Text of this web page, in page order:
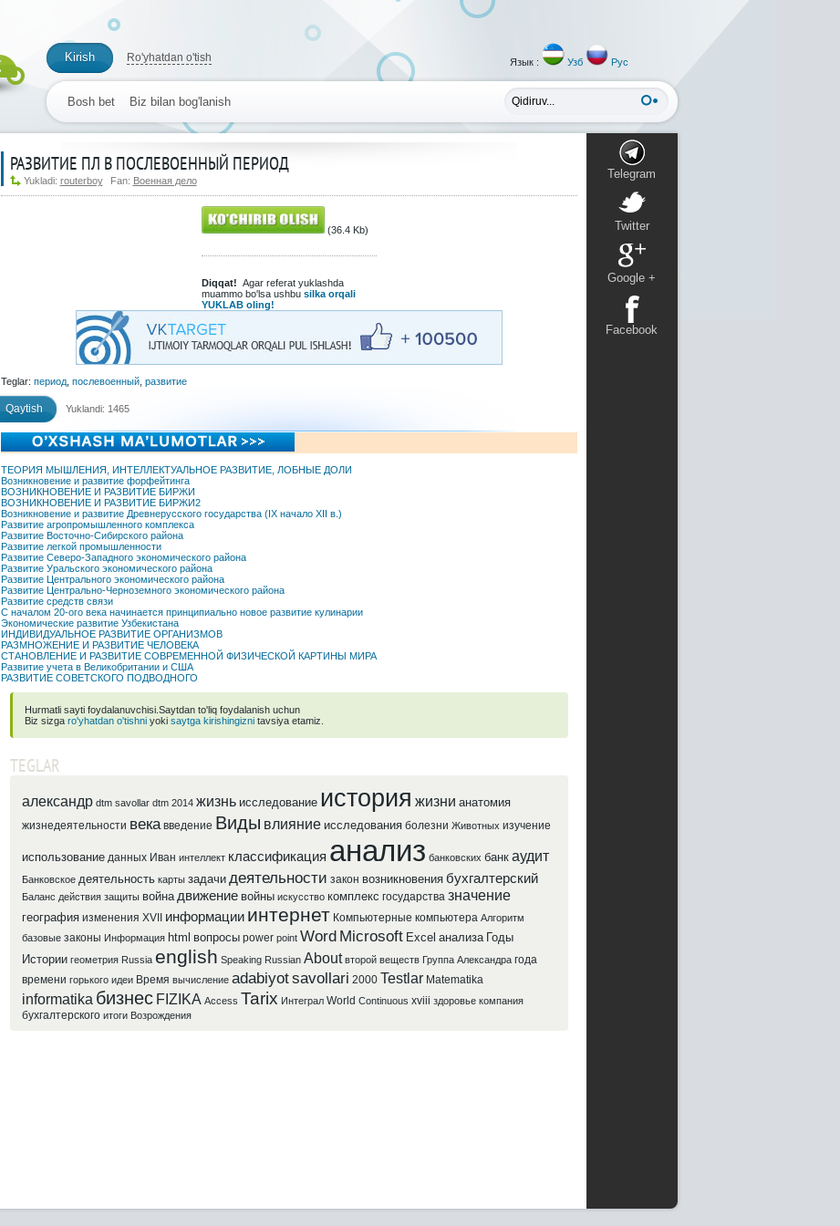
Kirish Ro'yhatdan o'tish Язык : Узб Рус
Bosh bet Biz bilan bog'lanish
Telegram
Twitter
Google +
Facebook
РАЗВИТИЕ ПЛ В ПОСЛЕВОЕННЫЙ ПЕРИОД
Yukladi: routerboy Fan: Военная дело
(36.4 Kb)
Diqqat! Agar referat yuklashda
muammo bo'lsa ushbu silka orqali
YUKLAB oling!
Teglar: период, послевоенный, развитие
Qaytish Yuklandi: 1465
ТЕОРИЯ МЫШЛЕНИЯ, ИНТЕЛЛЕКТУАЛЬНОЕ РАЗВИТИЕ, ЛОБНЫЕ ДОЛИ
Возникновение и развитие форфейтинга
ВОЗНИКНОВЕНИЕ И РАЗВИТИЕ БИРЖИ
ВОЗНИКНОВЕНИЕ И РАЗВИТИЕ БИРЖИ2
Возникновение и развитие Древнерусского государства (IX начало XII в.)
Развитие агропромышленного комплекса
Развитие Восточно-Сибирского района
Развитие легкой промышленности
Развитие Северо-Западного экономического района
Развитие Уральского экономического района
Развитие Центрального экономического района
Развитие Центрально-Черноземного экономического района
Развитие средств связи
С началом 20-ого века начинается принципиально новое развитие кулинарии
Экономические развитие Узбекистана
ИНДИВИДУАЛЬНОЕ РАЗВИТИЕ ОРГАНИЗМОВ
РАЗМНОЖЕНИЕ И РАЗВИТИЕ ЧЕЛОВЕКА
СТАНОВЛЕНИЕ И РАЗВИТИЕ СОВРЕМЕННОЙ ФИЗИЧЕСКОЙ КАРТИНЫ МИРА
Развитие учета в Великобритании и США
РАЗВИТИЕ СОВЕТСКОГО ПОДВОДНОГО
Hurmatli sayti foydalanuvchisi.Saytdan to'liq foydalanish uchun
Biz sizga ro'yhatdan o'tishniyoki saytga kirishingiznitavsiya etamiz.
TEGLAR
александр dtm savollar dtm 2014 жизнь исследование история жизни анатомия
жизнедеятельности века введение Виды влияние исследования болезни Животных изучение
использование данных Иван интеллект классификация анализ банковских банк аудит
Банковское деятельность карты задачи деятельности закон возникновения бухгалтерский
Баланс действия защиты война движение войны искусство комплекс государства значение
география изменения XVII информации интернет Компьютерные компьютера Алгоритм
базовые законы Информация html вопросы power point Word Microsoft Excel анализа Годы
Истории геометрия Russia english Speaking Russian About второй веществ Группа Александра года
времени горького идеи Время вычисление adabiyotsavollari 2000 Testlar Matematika
informatika бизнес FIZIKA Access Tarix Интеграл World Continuous xviii здоровье компания
бухгалтерского итоги Возрождения